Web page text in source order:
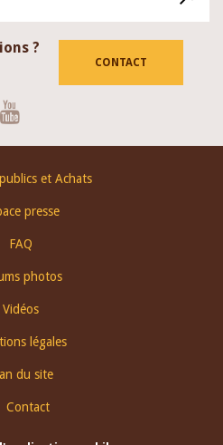
?
CONTACT
et Achats
presse
FAQ
photos
Vidéos
légales
du site
Contact